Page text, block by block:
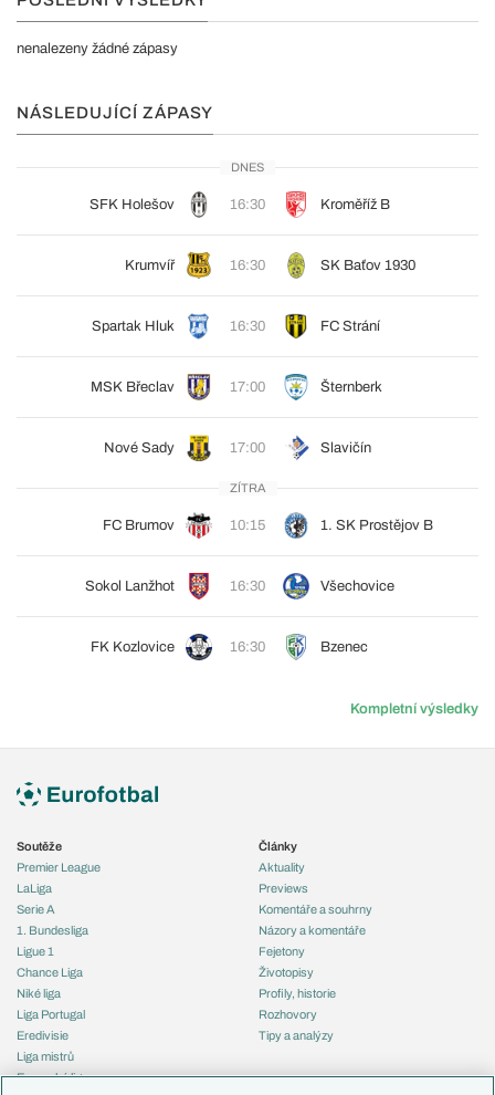
nenalezeny žádné zápasy
NÁSLEDUJÍCÍ ZÁPASY
DNES
SFK Holešov 16:30 Kroměříž B
Krumvíř 16:30 SK Baťov 1930
Spartak Hluk 16:30 FC Strání
MSK Břeclav 17:00 Šternberk
Nové Sady 17:00 Slavičín
ZÍTRA
FC Brumov 10:15 1. SK Prostějov B
Sokol Lanžhot 16:30 Všechovice
FK Kozlovice 16:30 Bzenec
Kompletní výsledky
Soutěže
Premier League
LaLiga
Serie A
1. Bundesliga
Ligue 1
Chance Liga
Niké liga
Liga Portugal
Eredivisie
Liga mistrů
Evropská liga
Články
Aktuality
Previews
Komentáře a souhrny
Názory a komentáře
Fejetony
Životopisy
Profily, historie
Rozhovory
Tipy a analýzy